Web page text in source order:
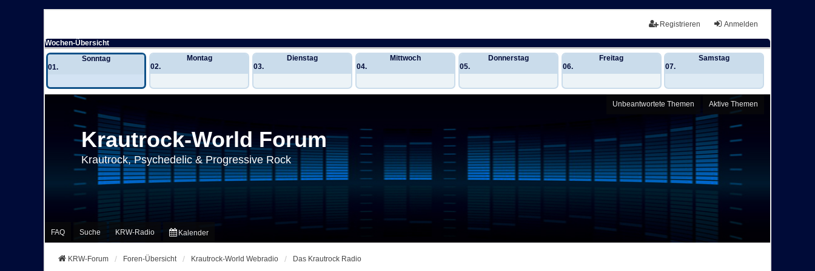
Anmelden
Registrieren
Wochen-Übersicht
Sonntag
01.
Montag
02.
Dienstag
03.
Mittwoch
04.
Donnerstag
05.
Freitag
06.
Samstag
07.
Unbeantwortete Themen Aktive Themen
Krautrock-World Forum
Krautrock, Psychedelic & Progressive Rock
FAQ Suche KRW-Radio Kalender
KRW-Forum Foren-Übersicht Krautrock-World Webradio Das Krautrock Radio